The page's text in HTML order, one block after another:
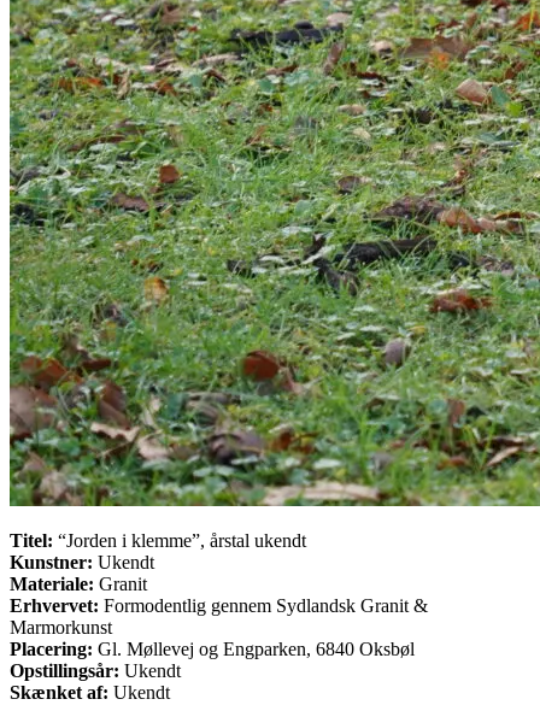
Titel: “Jorden i klemme”, årstal ukendt
Kunstner: Ukendt
Materiale: Granit
Erhvervet: Formodentlig gennem Sydlandsk Granit &
Marmorkunst
Placering: Gl. Møllevej og Engparken, 6840 Oksbøl
Opstillingsår: Ukendt
Skænket af: Ukendt